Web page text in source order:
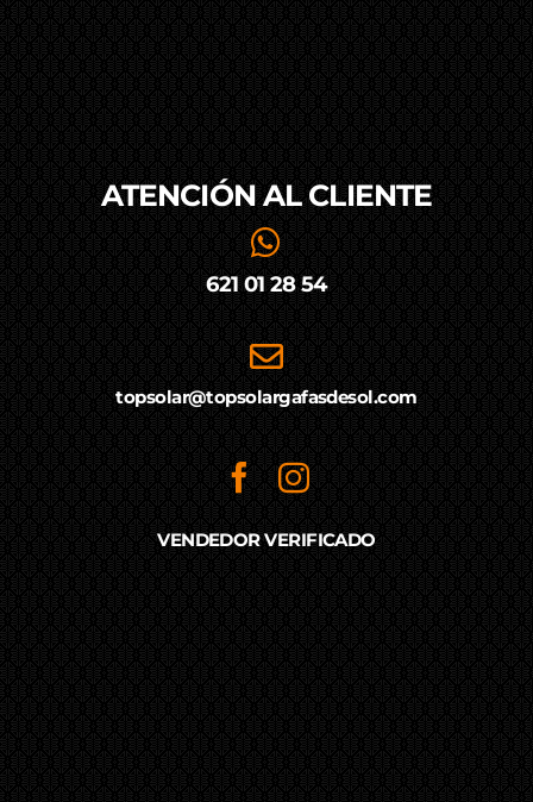
ATENCIÓN AL CLIENTE
621 01 28 54
topsolar@topsolargafasdesol.com
VENDEDOR VERIFICADO